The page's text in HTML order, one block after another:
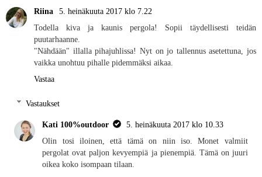
Riina
5. heinäkuuta 2017 klo 7.22
Todella kiva ja kaunis pergola! Sopii täydellisesti teidän
puutarhaanne.
"Nähdään" illalla pihajuhlissa! Nyt on jo tallennus asetettuna, jos
vaikka unohtuu pihalle pidemmäksi aikaa.
Vastaa
Vastaukset
Kati 100%outdoor
5. heinäkuuta 2017 klo 10.33
Olin tosi iloinen, että tämä on niin iso. Monet valmiit
pergolat ovat paljon kevyempiä ja pienempiä. Tämä on juuri
oikea koko isompaan tilaan.